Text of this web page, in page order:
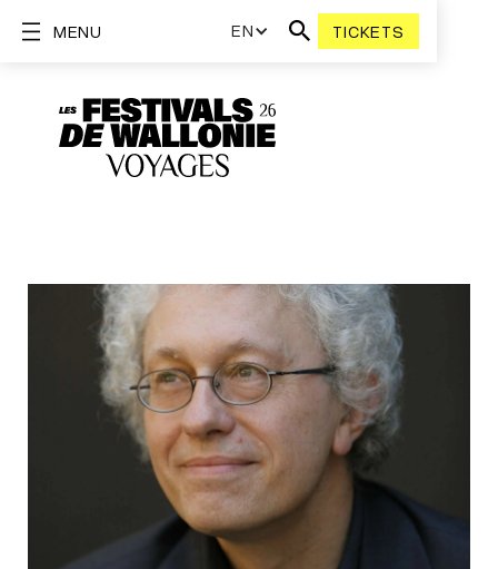
EN TICKETS
MENU